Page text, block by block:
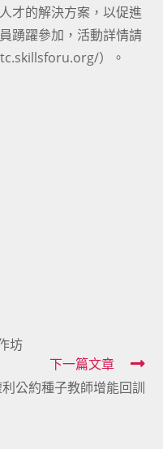
才的解決方案，以促進
踴躍參加，活動詳情請
）。
坊
下一篇文章
公約種子教師增能回訓